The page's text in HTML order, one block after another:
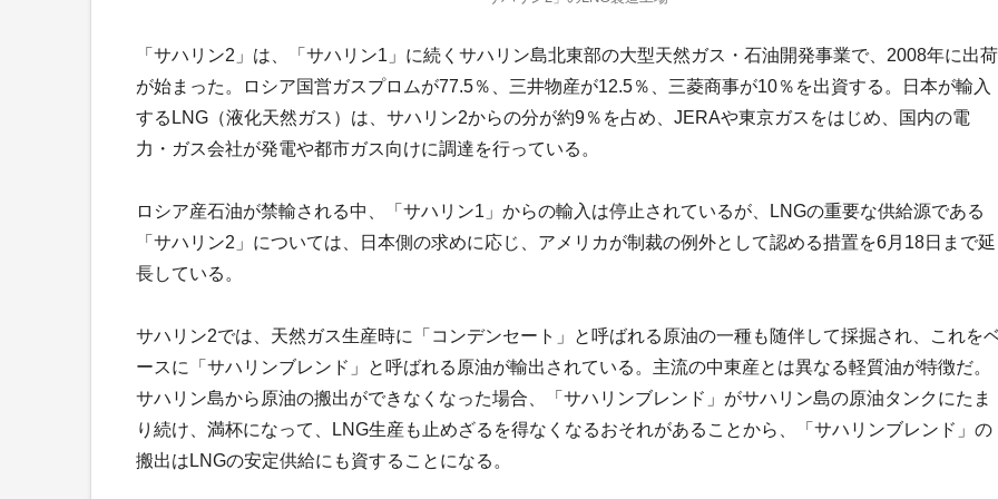
「サハリン2」は、「サハリン1」に続くサハリン島北東部の大型天然ガス・石油開発事業で、2008年に出荷
が始まった。ロシア国営ガスプロムが77.5％、三井物産が12.5％、三菱商事が10％を出資する。日本が輸入
するLNG（液化天然ガス）は、サハリン2からの分が約9％を占め、JERAや東京ガスをはじめ、国内の電
力・ガス会社が発電や都市ガス向けに調達を行っている。
ロシア産石油が禁輸される中、「サハリン1」からの輸入は停止されているが、LNGの重要な供給源である
「サハリン2」については、日本側の求めに応じ、アメリカが制裁の例外として認める措置を6月18日まで延
長している。
サハリン2では、天然ガス生産時に「コンデンセート」と呼ばれる原油の一種も随伴して採掘され、これを
ースに「サハリンブレンド」と呼ばれる原油が輸出されている。主流の中東産とは異なる軽質油が特徴だ。
サハリン島から原油の搬出ができなくなった場合、「サハリンブレンド」がサハリン島の原油タンクにたま
り続け、満杯になって、LNG生産も止めざるを得なくなるおそれがあることから、「サハリンブレンド」の
搬出はLNGの安定供給にも資することになる。